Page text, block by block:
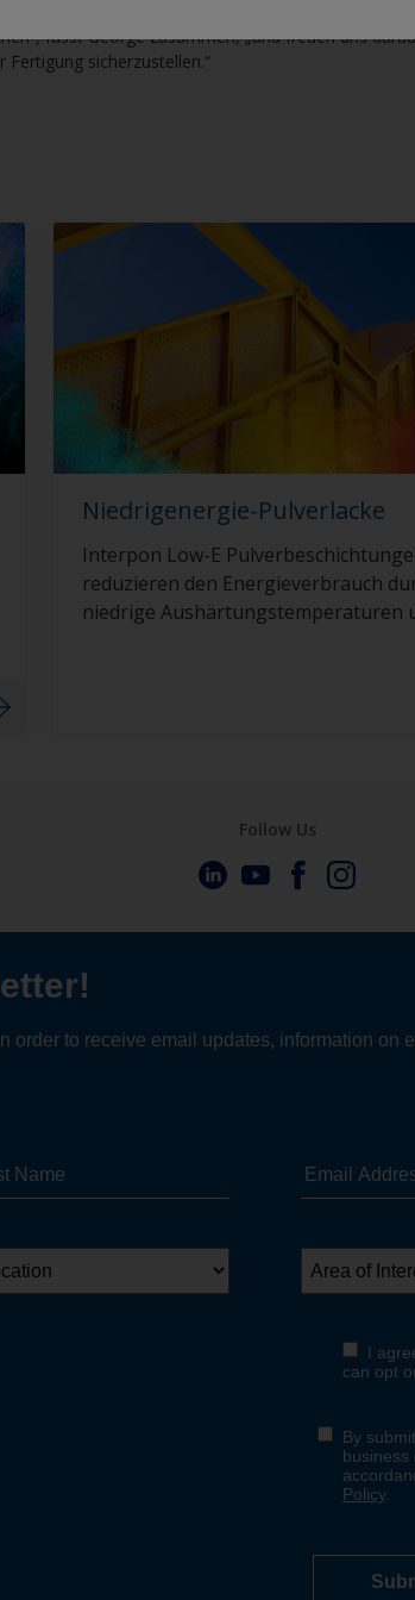
fasst George zusammen, „und freuen uns
sicherzustellen.“
Niedrigenergie-Pulverlacke
Interpon Low-E
reduzieren den Energieverbrauch
niedrige Aushärtungstemperaturen
Follow Us